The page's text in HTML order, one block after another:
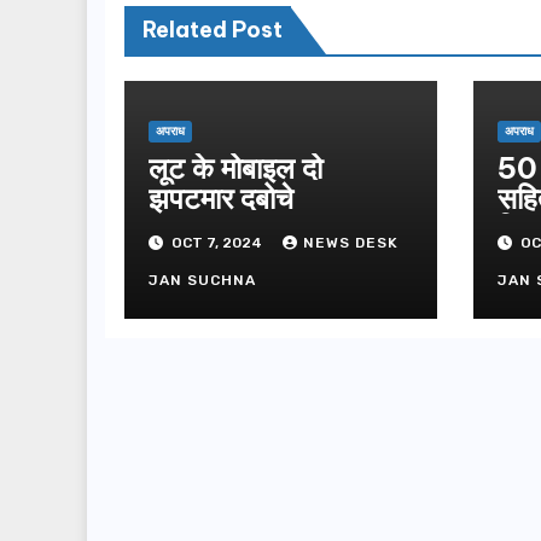
Related Post
अपराध
लूट के मोबाइल दो
झपटमार दबोचे
OCT 7, 2024 NEWS DESK
JAN SUCHNA
अपराध
50
JAN